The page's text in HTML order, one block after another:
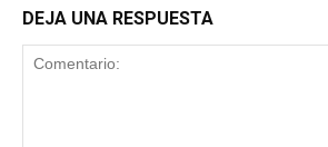
DEJA UNA RESPUESTA